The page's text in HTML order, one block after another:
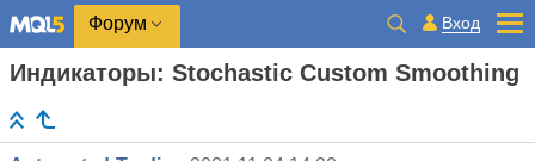
Форум Вход
Индикаторы: Stochastic Custom Smoothing